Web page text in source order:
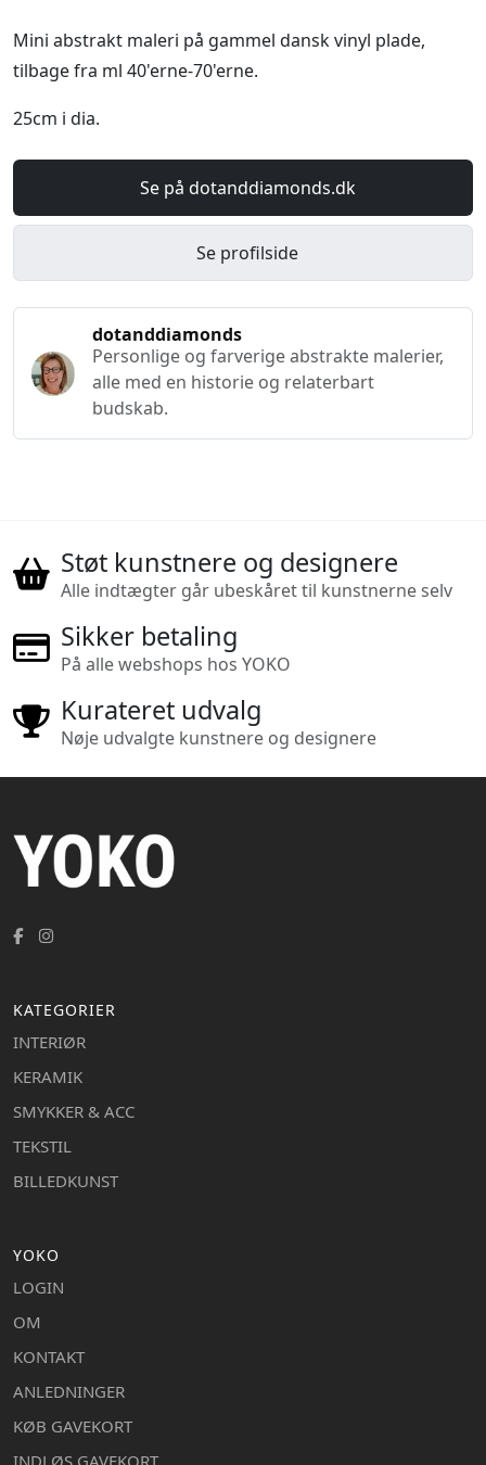
Mini abstrakt maleri på gammel dansk vinyl plade,
tilbage fra ml 40'erne-70'erne.
25cm i dia.
Se på dotanddiamonds.dk
Se profilside
dotanddiamonds
Personlige og farverige abstrakte malerier,
alle med en historie og relaterbart
budskab.
Støt kunstnere og designere
Alle indtægter går ubeskåret til kunstnerne selv
Sikker betaling
På alle webshops hos YOKO
Kurateret udvalg
Nøje udvalgte kunstnere og designere
KATEGORIER
INTERIØR
KERAMIK
SMYKKER & ACC
TEKSTIL
BILLEDKUNST
YOKO
LOGIN
OM
KONTAKT
ANLEDNINGER
KØB GAVEKORT